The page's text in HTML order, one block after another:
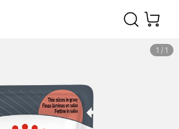
1 / 1